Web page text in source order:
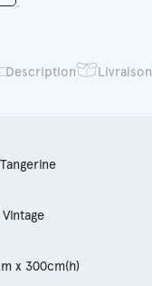
Description Livraison
x 300cm(h)